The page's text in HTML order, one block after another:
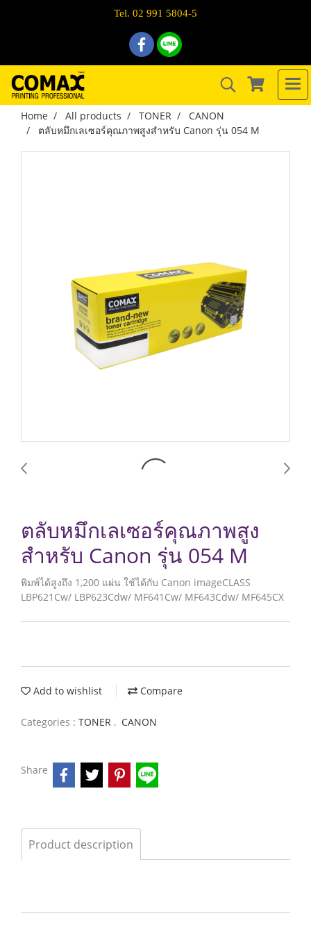
Tel. 02 991 5804-5
Home All products TONER
CANON
ตลับหมึกเลเซอร์คุณภาพสูงสำหรับ Canon รุ่น 054 M
ตลับหมึกเลเซอร์คุณภาพสูง
สำหรับ Canon รุ่น 054 M
พิมพ์ได้สูงถึง 1,200 แผ่น ใช้ได้กับ Canon imageCLASS
LBP621Cw/ LBP623Cdw/ MF641Cw/ MF643Cdw/ MF645CX
Add to wishlist Compare
Categories : TONER , CANON
Share
Product description